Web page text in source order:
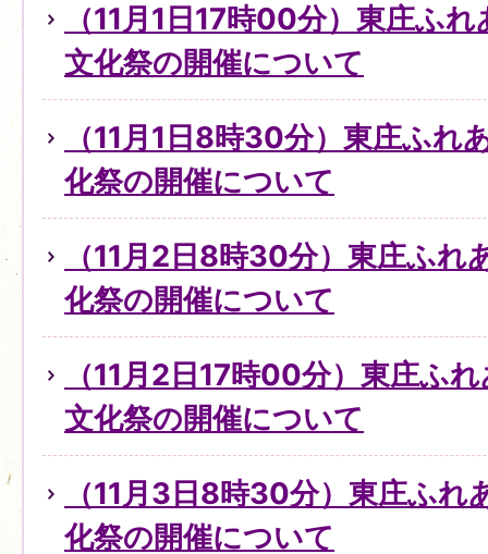
（11月1日17時00分）東庄ふ
文化祭の開催について
（11月1日8時30分）東庄ふれ
化祭の開催について
（11月2日8時30分）東庄ふれ
化祭の開催について
（11月2日17時00分）東庄ふ
文化祭の開催について
（11月3日8時30分）東庄ふれ
化祭の開催について